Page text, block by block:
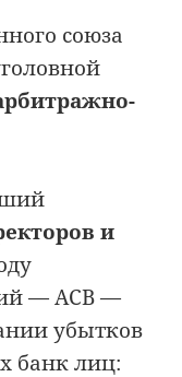
союза
и
— АСВ —
убытков
банк лиц: